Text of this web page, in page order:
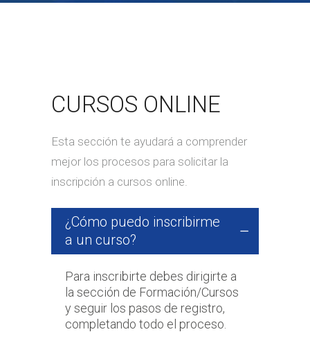
CURSOS ONLINE
Esta sección te ayudará a comprender
mejor los procesos para solicitar la
inscripción a cursos online.
¿Cómo puedo inscribirme
a un curso?
Para inscribirte debes dirigirte a
la sección de Formación/Cursos
y seguir los pasos de registro,
completando todo el proceso.